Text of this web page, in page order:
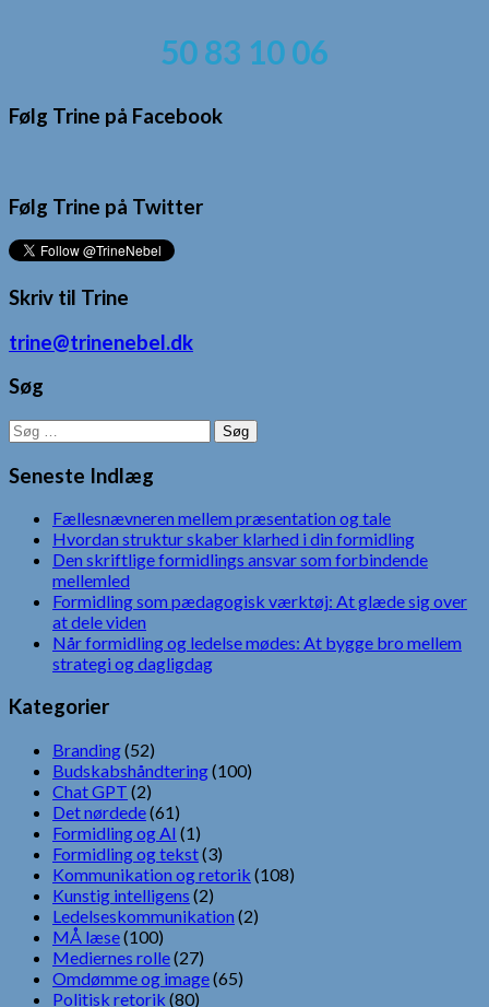
50 83 10 06
Følg Trine på Facebook
Følg Trine på Twitter
Skriv til Trine
trine@trinenebel.dk
Søg
Søg
efter:
Seneste Indlæg
Fællesnævneren mellem præsentation og tale
Hvordan struktur skaber klarhed i din formidling
Den skriftlige formidlings ansvar som forbindende
mellemled
Formidling som pædagogisk værktøj: At glæde sig over
at dele viden
Når formidling og ledelse mødes: At bygge bro mellem
strategi og dagligdag
Kategorier
Branding(52)
Budskabshåndtering(100)
Chat GPT (2)
Det nørdede(61)
Formidling og AI (1)
Formidling og tekst(3)
Kommunikation og retorik (108)
Kunstig intelligens (2)
Ledelseskommunikation (2)
MÅ læse(100)
Mediernes rolle(27)
Omdømme og image(65)
Politisk retorik (80)